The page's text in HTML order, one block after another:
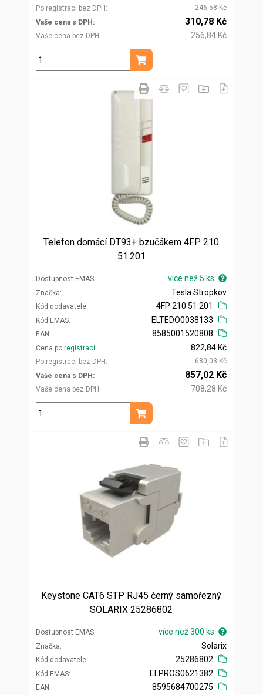
Po registraci bez DPH
246,58 Kč
Vaše cena s DPH
Vaše cena bez DPH
310,78 Kč
256,84 Kč
ks
Přidat do košíku
Telefon domácí DT93+ bzučákem 4FP 210
51.201
Dostupnost EMAS více než 5 ks
Značka
Kód dodavatele
Tesla Stropkov
4FP 210 51.201
Kód EMAS
EAN
ELTEDO0038133
8585001520808
Cena po registraci
Po registraci bez DPH
822,84 Kč
680,03 Kč
Vaše cena s DPH
Vaše cena bez DPH
857,02 Kč
708,28 Kč
ks
Přidat do košíku
Keystone CAT6 STP RJ45 černý samořezný
SOLARIX 25286802
Dostupnost EMAS více než 300 ks
Značka
Kód dodavatele
Solarix
25286802
Kód EMAS
EAN
ELPROS0621382
8595684700275